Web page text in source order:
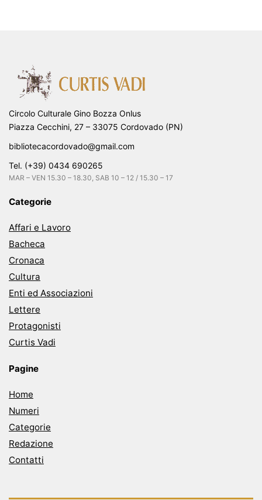
Circolo Culturale Gino Bozza Onlus
Piazza Cecchini, 27 – 33075 Cordovado (PN)
bibliotecacordovado@gmail.com
Tel. (+39) 0434 690265
MAR – VEN 15.30 – 18.30, SAB 10 – 12 / 15.30 – 17
Categorie
Affari e Lavoro
Bacheca
Cronaca
Cultura
Enti ed Associazioni
Lettere
Protagonisti
Curtis Vadi
Pagine
Home
Numeri
Categorie
Redazione
Contatti